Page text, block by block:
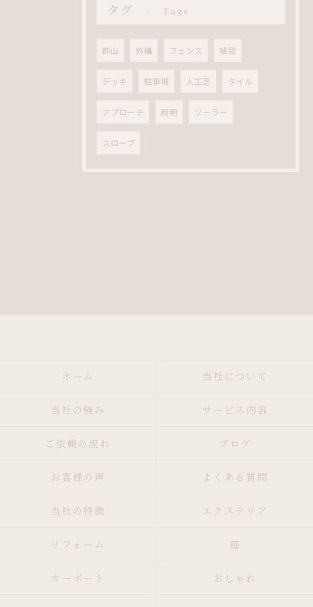
タグ Tags
郡山 外構 フェンス 植栽
デッキ 駐車場 人工芝 タイル
アプローチ 照明 ソーラー
スロープ
ホーム 当社について
当社の強み サービス内容
ご依頼の流れ ブログ
お客様の声 よくある質問
当社の特徴 エクステリア
リフォーム 庭
カーポート おしゃれ